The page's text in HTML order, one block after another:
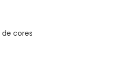
de cores